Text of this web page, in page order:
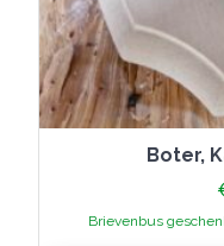
Boter,
Brievenbus